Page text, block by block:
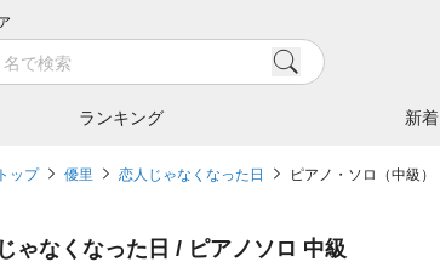
ランキング 新着
ップ 優里 恋人じゃなくなった日 ピアノ・ソロ（中級）
ゃなくなった日 / ピアノソロ 中級